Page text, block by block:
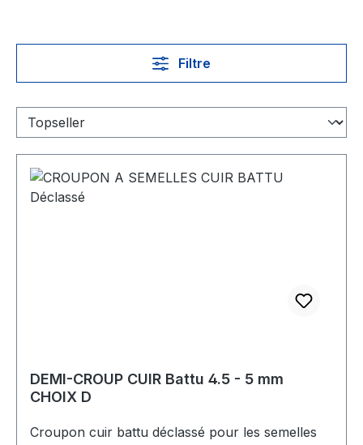
Filtre
DEMI-CROUP CUIR Battu 4.5 - 5 mm
CHOIX D
Croupon cuir battu déclassé pour les semelles